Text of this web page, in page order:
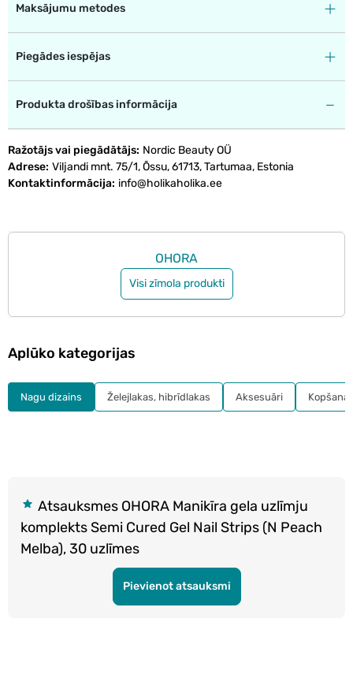
Maksājumu metodes
Piegādes iespējas
Produkta drošības informācija
Ražotājs vai piegādātājs Nordic Beauty OÜ
Adrese Viljandi mnt. 75/1, Õssu, 61713, Tartumaa, Estonia
Kontaktinformācija info@holikaholika.ee
OHORA
Visi zīmola produkti
Atsauksmes OHORA Manikīra gela uzlīmju
komplekts Semi Cured Gel Nail Strips (N Peach
Melba), 30 uzlīmes
Pievienot atsauksmi
Aplūko kategorijas
Nagu dizains Želejlakas, hibrīdlakas Aksesuāri Kopšana